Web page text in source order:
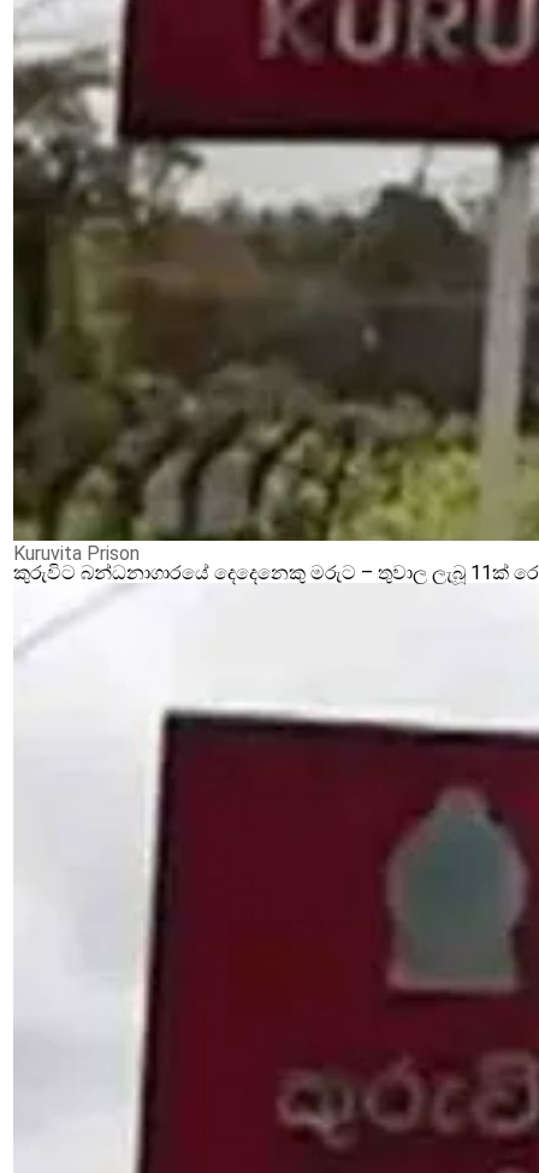
Kuruvita Prison
කුරුවිට බන්ධනාගාරයේ දෙදෙනෙකු මරුට – තුවාල ලැබූ 11ක්